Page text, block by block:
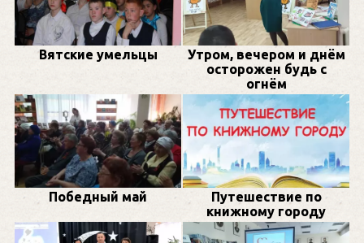
Вятские умельцы
Утром, вечером и днём
осторожен будь с
огнём
Победный май
Путешествие по
книжному городу